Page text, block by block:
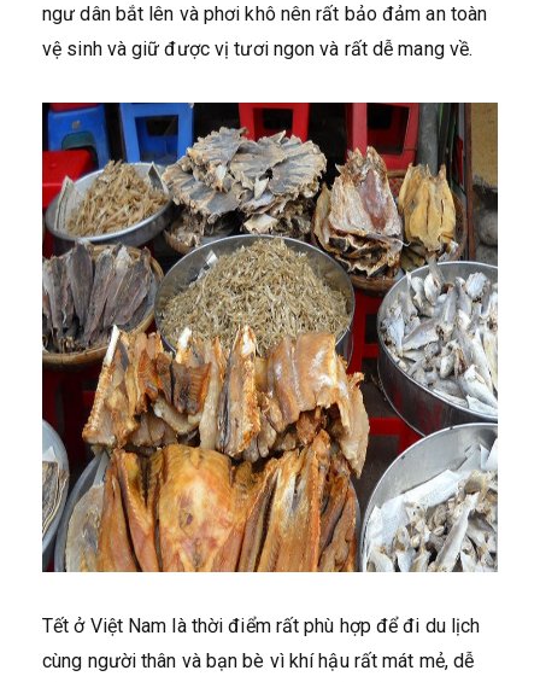
ngư dân bắt lên và phơi khô nên rất bảo đảm an toàn
vệ sinh và giữ được vị tươi ngon và rất dễ mang về.
Tết ở Việt Nam là thời điểm rất phù hợp để đi du lịch
cùng người thân và bạn bè vì khí hậu rất mát mẻ, dễ